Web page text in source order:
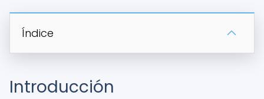
Índice
Introducción